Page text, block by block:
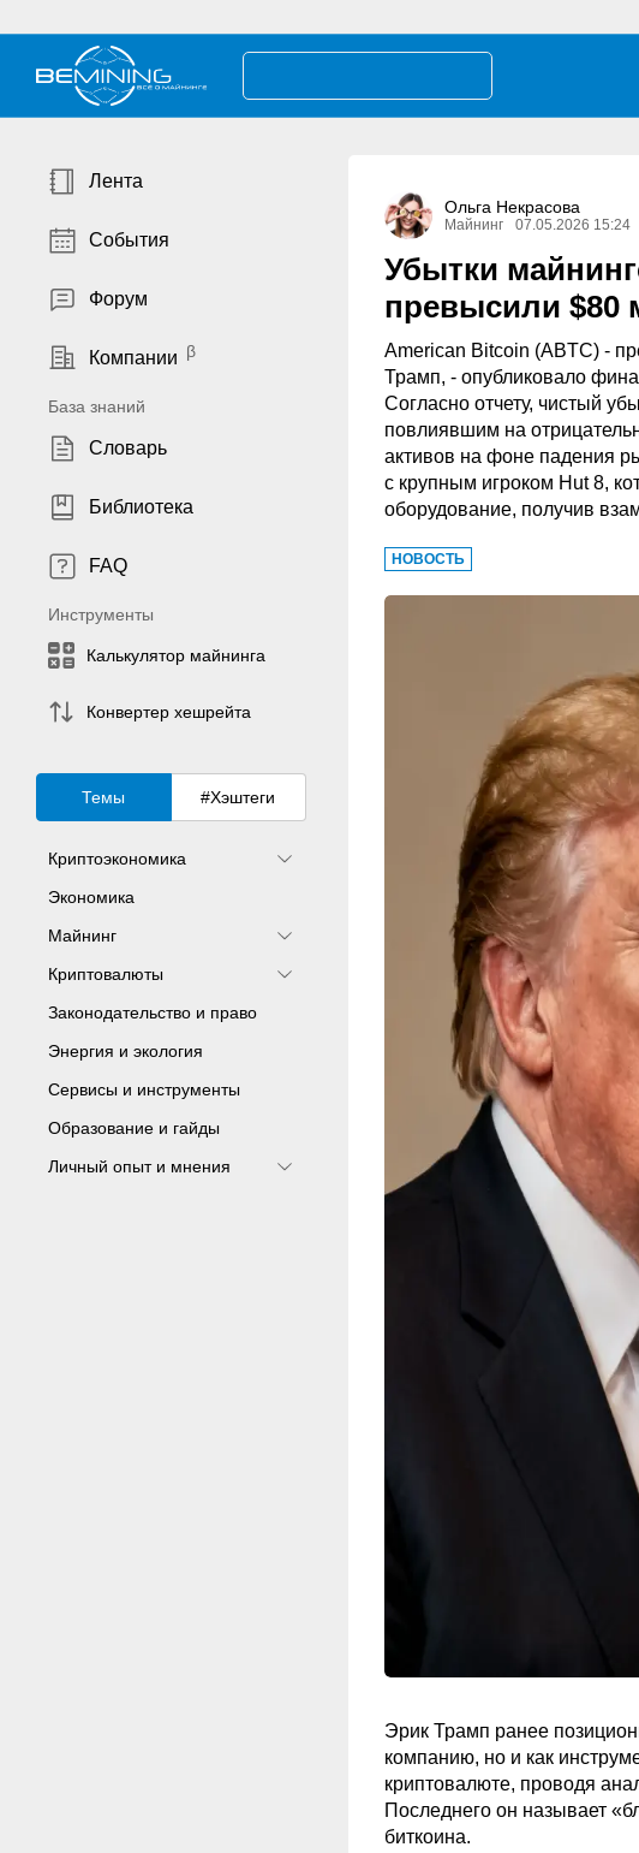
Лента
События
Форум
Компании
База знаний
Словарь
Библиотека
FAQ
Инструменты
Калькулятор майнинга
Конвертер хешрейта
Темы #Хэштеги
Криптоэкономика
Экономика
Майнинг
Криптовалюты
Законодательство и право
Энергия и экология
Сервисы и инструменты
Образование и гайды
Личный опыт и мнения
Ольга Некрасова
Майнинг 07.05.2026 15:24
Убытки
превысили $80
American Bitcoin (ABTC) -
Трамп, - опубликовало
Согласно отчету, чистый
повлиявшим на
активов на фоне падения
с крупным игроком Hut 8,
оборудование, получив
НОВОСТЬ
Эрик Трамп ранее
компанию, но и как
криптовалюте, проводя
Последнего он называет
биткоина.